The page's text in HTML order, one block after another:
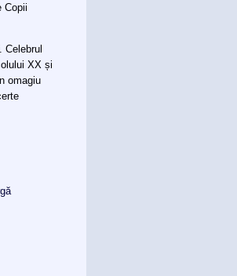
Copii
XX și
omagiu